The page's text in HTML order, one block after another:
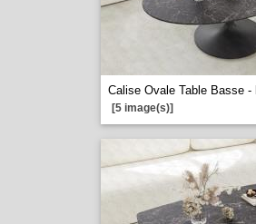
Calise Ovale Table Basse -
[5 image(s)]